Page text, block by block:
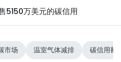
5150万美元的碳信用
市场 温室气体减排 碳信用额